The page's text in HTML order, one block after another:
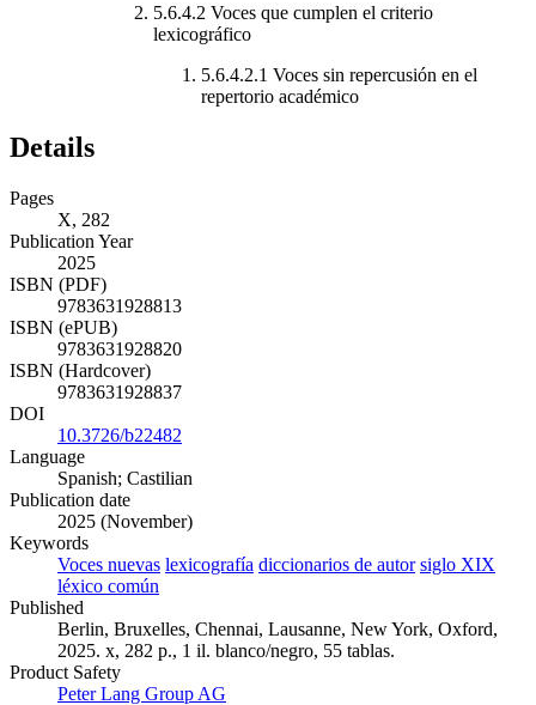
5.6.4.2 Voces que cumplen el criterio
lexicográfico
5.6.4.2.1 Voces sin repercusión en el
repertorio académico
Details
Pages
X, 282
Publication Year
2025
ISBN (PDF)
9783631928813
ISBN (ePUB)
9783631928820
ISBN (Hardcover)
9783631928837
DOI
10.3726/b22482
Language
Spanish; Castilian
Publication date
2025 (November)
Keywords
Voces nuevas lexicografía diccionarios de autor siglo XIX
léxico común
Published
Berlin, Bruxelles, Chennai, Lausanne, New York, Oxford,
2025. x, 282 p., 1 il. blanco/negro, 55 tablas.
Product Safety
Peter Lang Group AG